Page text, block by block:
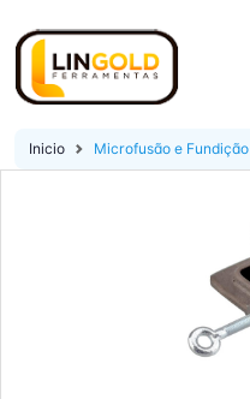
Inicio Microfusão e Fundição